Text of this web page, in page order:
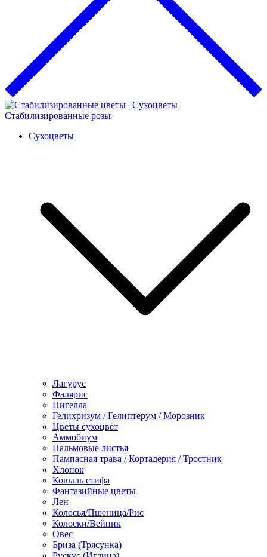
Сухоцветы
Лагурус
Фалярис
Нигелла
Гелихризум / Гелиптерум / Морозник
Цветы сухоцвет
Аммобиум
Пальмовые листья
Пампасная трава / Кортадерия / Тростник
Хлопок
Ковыль стифа
Фантазийные цветы
Лен
Колосья/Пшеница/Рис
Колоски/Вейник
Овес
Бриза (Трясунка)